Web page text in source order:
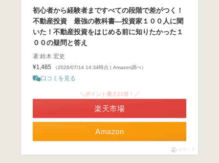
初心者から経験者まですべての段階で差がつく！
不動産投資 最強の教科書―投資家１００人に聞
いた！不動産投資をはじめる前に知りたかった１
００の疑問と答え
著:鈴木 宏史
¥1,485
（2026/07/14 14:34時点 | Amazon調べ）
口コミを見る
Amazon
＼ポイント最大11倍！／
楽天市場
ポチップ